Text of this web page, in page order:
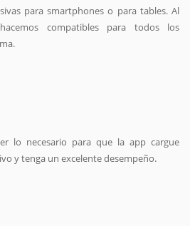
para smartphones o para tables. Al
compatibles para todos los
lo necesario para que la app cargue
y tenga un excelente desempeño.